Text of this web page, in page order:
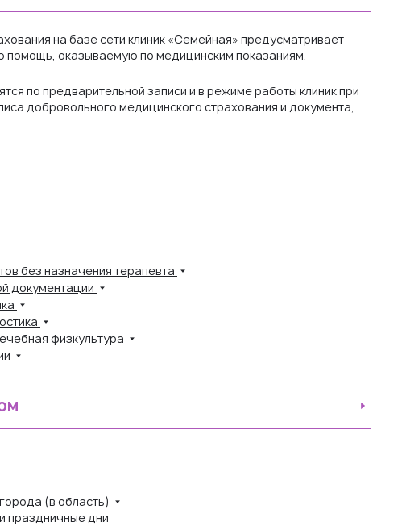
на базе сети клиник «Семейная» предусматривает
помощь, оказываемую по медицинским показаниям.
по предварительной записи и в режиме работы клиник при
добровольного медицинского страхования и документа,
без назначения терапевта
документации
физкультура
(в область)
праздничные дни